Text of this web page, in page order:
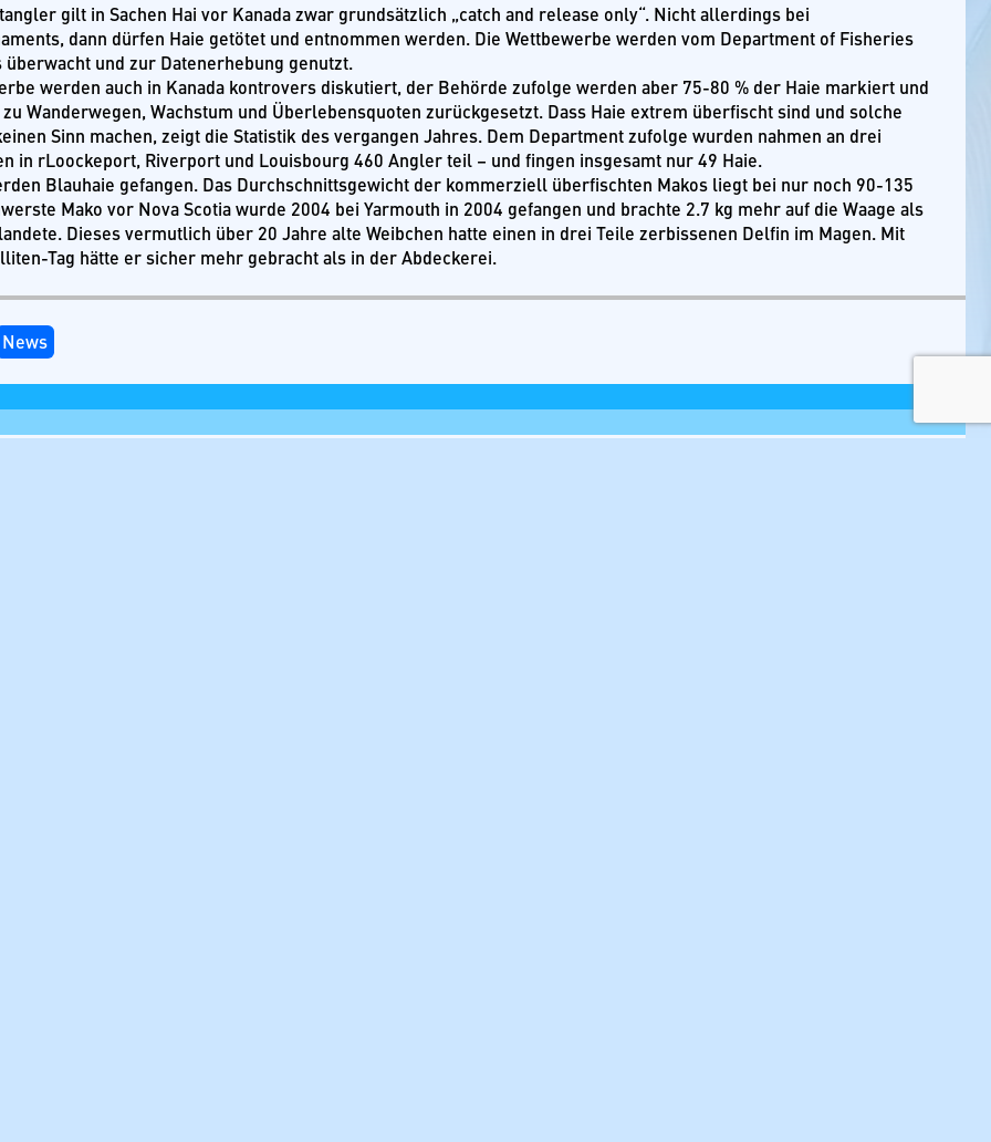
gilt in Sachen Hai vor Kanada zwar grundsätzlich „catch and release only“. Nicht allerdings bei
dann dürfen Haie getötet und entnommen werden. Die Wettbewerbe werden vom Department of Fisheries
überwacht und zur Datenerhebung genutzt.
werden auch in Kanada kontrovers diskutiert, der Behörde zufolge werden aber 75-80 % der Haie markiert und
Wanderwegen, Wachstum und Überlebensquoten zurückgesetzt. Dass Haie extrem überfischt sind und solche
Sinn machen, zeigt die Statistik des vergangen Jahres. Dem Department zufolge wurden nahmen an drei
in rLoockeport, Riverport und Louisbourg 460 Angler teil – und fingen insgesamt nur 49 Haie.
Blauhaie gefangen. Das Durchschnittsgewicht der kommerziell überfischten Makos liegt bei nur noch 90-135
Mako vor Nova Scotia wurde 2004 bei Yarmouth in 2004 gefangen und brachte 2.7 kg mehr auf die Waage als
Dieses vermutlich über 20 Jahre alte Weibchen hatte einen in drei Teile zerbissenen Delfin im Magen. Mit
Tag hätte er sicher mehr gebracht als in der Abdeckerei.
News